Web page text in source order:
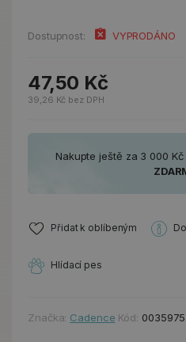
Dostupnost: VYPRODÁNO
47,50 Kč
39,26 Kč bez DPH
Nakupte ještě za 3 000 Kč
Přidat k oblíbeným
Hlídací pes
Značka: Cadence Kód: 0035975